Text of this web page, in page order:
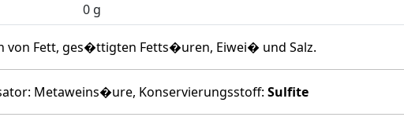
0 g
Fett, ges�ttigten Fetts�uren, Eiwei� und Salz.
Metaweins�ure, Konservierungsstoff: Sulfite